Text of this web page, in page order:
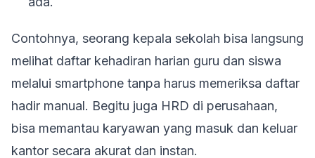
Contohnya, seorang kepala sekolah bisa langsung
melihat daftar kehadiran harian guru dan siswa
melalui smartphone tanpa harus memeriksa daftar
hadir manual. Begitu juga HRD di perusahaan,
bisa memantau karyawan yang masuk dan keluar
kantor secara akurat dan instan.